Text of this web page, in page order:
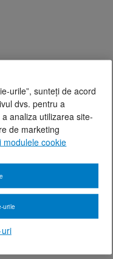
urile”, sunteți de acord
dvs. pentru a
analiza utilizarea site-
de marketing
modulele cookie
urile